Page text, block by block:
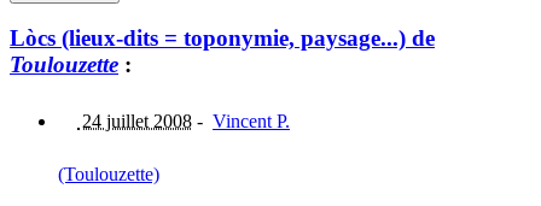
Lòcs (lieux-dits = toponymie, paysage...) de
Toulouzette :
24 juillet 2008 - Vincent P.
(Toulouzette)